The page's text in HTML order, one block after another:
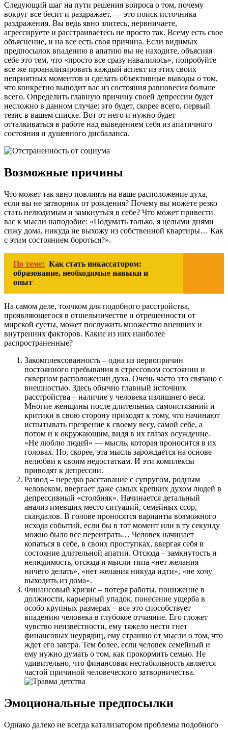
Следующий шаг на пути решения вопроса о том, почему
вокруг все бесит и раздражает, — это поиск источника
раздражения. Вы ведь явно злитесь, нервничаете,
агрессируете и расстраиваетесь не просто так. Всему есть свое
объяснение, и на все есть своя причина. Если видимых
предпосылок впадению в апатию вы не находите, объясняя
себе это тем, что «просто все сразу навалилось», попробуйте
все же проанализировать каждый аспект из этих своих
неприятных моментов и сделать объективные выводы о том,
что конкретно выводит вас из состояния равновесия больше
всего. Определить главную причину своей депрессии будет
несложно в данном случае: это будет, скорее всего, первый
тезис в вашем списке. Вот от него и нужно будет
отталкиваться в работе над выведением себя из апатичного
состояния и душевного дисбаланса.
Возможные причины
Что может так явно повлиять на ваше расположение духа,
если вы не затворник от рождения? Почему вы можете резко
стать нелюдимым и замкнуться в себе? Что может привести
вас к мысли наподобие: «Подумать только, я целыми днями
сижу дома, никуда не выхожу из собственной квартиры… Как
с этим состоянием бороться?».
По теме: Как стать инкассатором:
образование, необходимые навыки и
опыт
На самом деле, толчком для подобного расстройства,
проявляющегося в отшельничестве и отрешенности от
мирской суеты, может послужить множество внешних и
внутренних факторов. Какие из них наиболее
распространенные?
Закомплексованность – одна из первопричин
постоянного пребывания в стрессовом состоянии и
скверном расположении духа. Очень часто это связано с
внешностью. Здесь обычно главный источник
расстройства – наличие у человека излишнего веса.
Многие женщины после длительных самоистязаний и
критики в свою сторону приходят к тому, что начинают
испытывать презрение к своему весу, самой себе, а
потом и к окружающим, видя в их глазах осуждение.
«Не люблю людей» — мысль, которая проносится в их
головах. Но, скорее, эта мысль зарождается на основе
нелюбви к своим недостаткам. И эти комплексы
приводят к депрессии.
Развод – нередко расставание с супругом, родным
человеком, ввергает даже самых крепких духом людей в
депрессивный «столбняк». Начинается детальный
анализ имевших место ситуаций, семейных ссор,
скандалов. В голове проносятся варианты возможного
исхода событий, если бы в тот момент или в ту секунду
можно было все переиграть… Человек начинает
копаться в себе, в своих проступках, ввергая себя в
состояние длительной апатии. Отсюда – замкнутость и
нелюдимость, отсюда и мысли типа «нет желания
ничего делать», «нет желания никуда идти», «не хочу
выходить из дома».
Финансовый кризис – потеря работы, понижение в
должности, карьерный упадок, понесение ущерба в
особо крупных размерах – все это способствует
впадению человека в глубокое отчаяние. Его гложет
чувство неизвестности, ему тяжело нести гнет
финансовых неурядиц, ему страшно от мысли о том, что
ждет его завтра. Тем более, если человек семейный и
ему нужно думать о том, как прокормить семью. Не
удивительно, что финансовая нестабильность является
частой причиной человеческого затворничества.
Эмоциональные предпосылки
Однако далеко не всегда катализатором проблемы подобного